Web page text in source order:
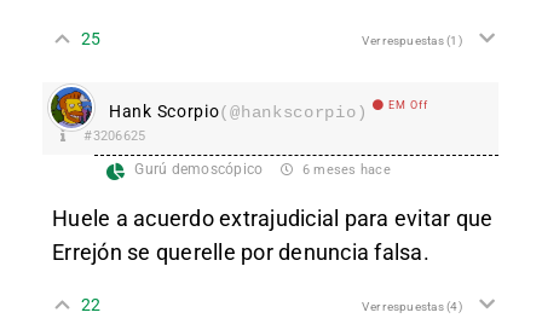
25 Ver respuestas(1)
Hank Scorpio(@hankscorpio) EM Off
#3206625
Gurú demoscópico 6 meses hace
Huele a acuerdo extrajudicial para evitar que
Errejón se querelle por denuncia falsa.
22 Ver respuestas(4)